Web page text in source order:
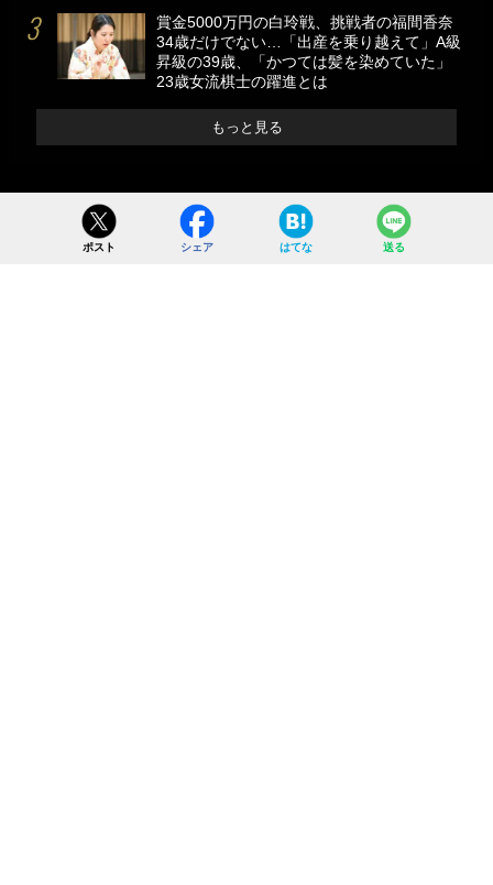
賞金5000万円の白玲戦、挑戦者の福間香奈
34歳だけでない…「出産を乗り越えて」A級
昇級の39歳、「かつては髪を染めていた」
23歳女流棋士の躍進とは
もっと見る
ポスト シェア はてな 送る